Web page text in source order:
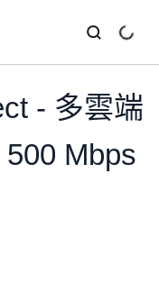
- 多雲端
Mbps